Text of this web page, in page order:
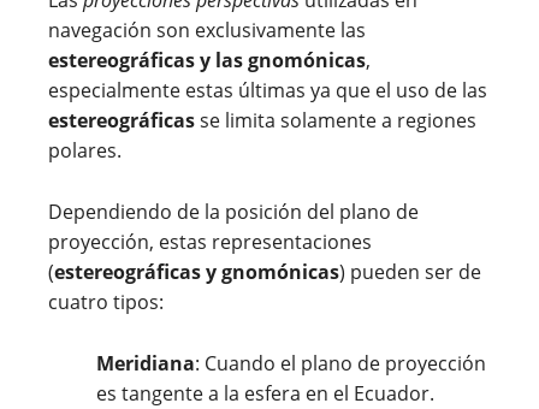
navegación son exclusivamente las
estereográficas y las gnomónicas,
especialmente estas últimas ya que el uso de las
estereográficasse limita solamente a regiones
polares.
Dependiendo de la posición del plano de
proyección, estas representaciones
(estereográficas y gnomónicas) pueden ser de
cuatro tipos:
Meridiana: Cuando el plano de proyección
es tangente a la esfera en el Ecuador.